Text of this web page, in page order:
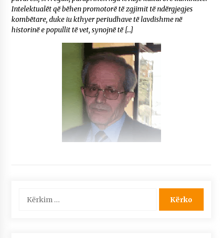
Intelektualët që bëhen promotorë të zgjimit të ndërgjegjes
kombëtare, duke iu kthyer periudhave të lavdishme në
historinë e popullit të vet, synojnë të […]
për: